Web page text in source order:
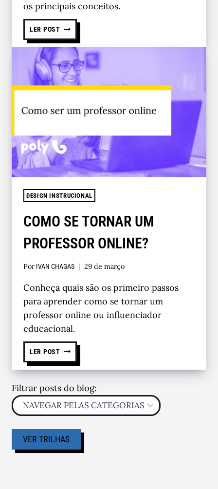
os principais conceitos.
LER POST
DESIGN INSTRUCIONAL
COMO SE TORNAR UM
PROFESSOR ONLINE?
Por IVAN CHAGAS 29 de março
Conheça quais são os primeiro passos
para aprender como se tornar um
professor online ou influenciador
educacional.
LER POST
Filtrar posts do blog:
VER TRILHAS